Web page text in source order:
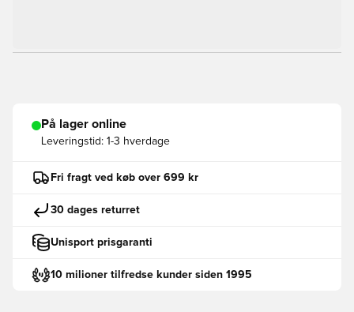
På lager online
Leveringstid: 1-3 hverdage
Fri fragt ved køb over 699 kr
30 dages returret
Unisport prisgaranti
10 milioner tilfredse kunder siden 1995